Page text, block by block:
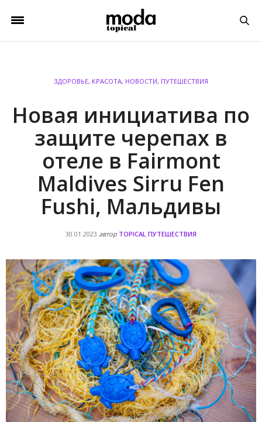
ЗДОРОВЬЕ, КРАСОТА, НОВОСТИ, ПУТЕШЕСТВИЯ
Новая инициатива по
защите черепах в
отеле в Fairmont
Maldives Sirru Fen
Fushi, Мальдивы
30.01.2023 автор TOPICAL ПУТЕШЕСТВИЯ